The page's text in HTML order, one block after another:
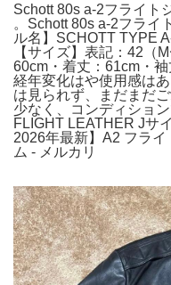
Schott 80s a-2フライト
。Schott 80s a-2フライ
ル名】SCHOTT TYPE
【サイズ】表記：42（
60cm・着丈：61cm・
経年変化はや使用感は
は見られず、まだまだ
少なく、コンディショ
FLIGHT LEATHER Jサイ
2026年最新】A2 フラ
ム - メルカリ